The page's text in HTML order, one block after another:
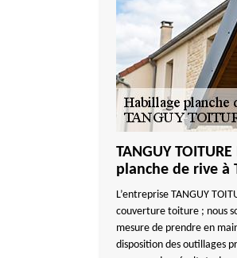
TANGUY
planche de rive à
L’entreprise TANGUY
couverture toiture ; nous
mesure de prendre en
disposition des outillages